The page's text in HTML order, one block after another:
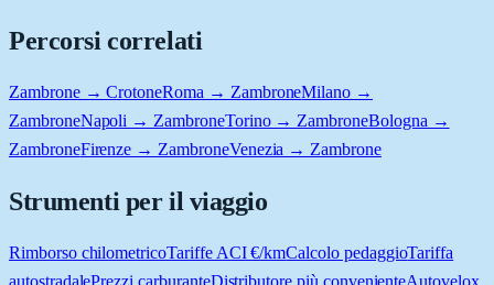
Percorsi correlati
Zambrone → CrotoneRoma → ZambroneMilano →
ZambroneNapoli → ZambroneTorino → ZambroneBologna →
ZambroneFirenze → ZambroneVenezia → Zambrone
Strumenti per il viaggio
Rimborso chilometricoTariffe ACI €/kmCalcolo pedaggioTariffa
autostradalePrezzi carburanteDistributore più convenienteAutovelox